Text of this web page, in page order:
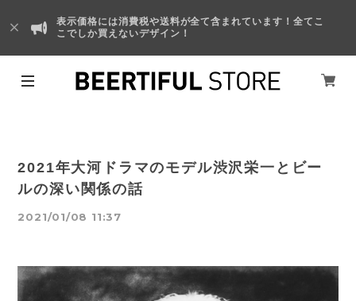
表示価格には消費税や送料が全て含まれています！全てこ
こでしか買えないデザイン！
2021年大河ドラマのモデル渋沢栄一とビー
ルの深い関係の話
2021/01/08 11:37